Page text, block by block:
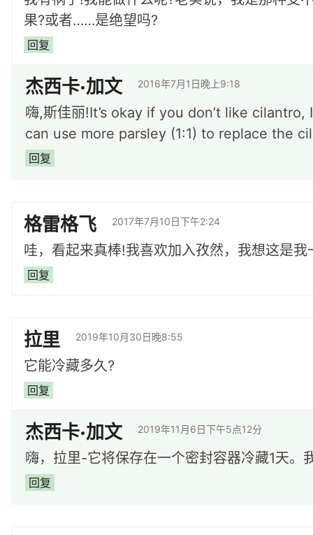
果?或者……是绝望吗?
回复
杰西卡·加文 2016年7月1日晚上9:18
嗨,斯佳丽!It’s okay if you don’t like
can use more parsley (1:1) to replace the
回复
格雷格飞 2017年7月10日下午2:24
哇，看起来真棒!我喜欢加入孜然，我想这是
回复
拉里 2019年10月30日晚8:55
它能冷藏多久?
回复
杰西卡·加文 2019年11月6日下午5点12分
嗨，拉里-它将保存在一个密封容器冷藏1天。
回复